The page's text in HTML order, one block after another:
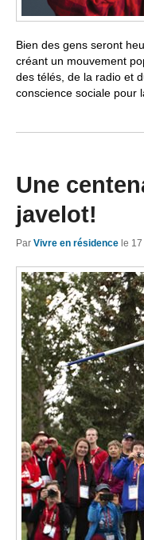
Bien des gens seront
créant un mouvement
des télés, de la radio et
conscience sociale pour
Une
javelot!
Par Vivre en résidence le